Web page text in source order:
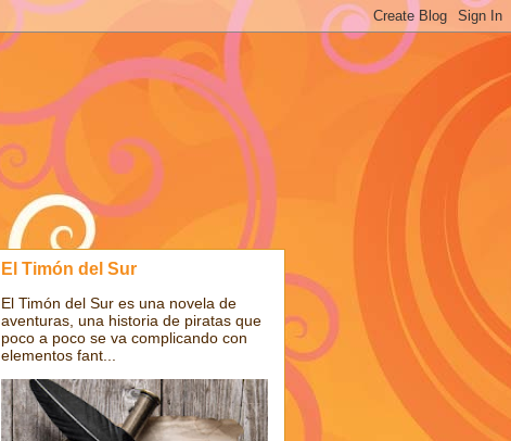
El Timón del Sur
El Timón del Sur es una novela de
aventuras, una historia de piratas que
poco a poco se va complicando con
elementos fant...